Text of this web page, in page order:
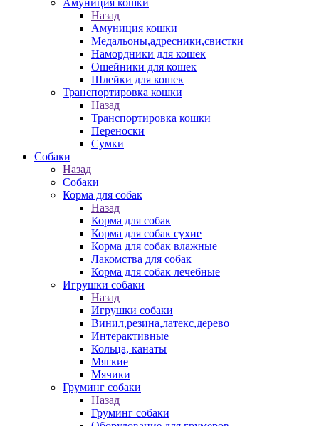
Амуниция кошки
Назад
Амуниция кошки
Медальоны,адресники,свистки
Намордники для кошек
Ошейники для кошек
Шлейки для кошек
Транспортировка кошки
Назад
Транспортировка кошки
Переноски
Сумки
Собаки
Назад
Собаки
Корма для собак
Назад
Корма для собак
Корма для собак сухие
Корма для собак влажные
Лакомства для собак
Корма для собак лечебные
Игрушки собаки
Назад
Игрушки собаки
Винил,резина,латекс,дерево
Интерактивные
Кольца, канаты
Мягкие
Мячики
Груминг собаки
Назад
Груминг собаки